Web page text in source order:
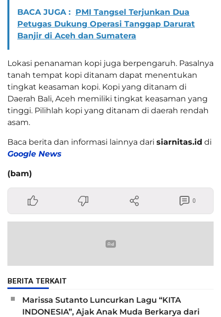
BACA JUGA : PMI Tangsel Terjunkan Dua
Petugas Dukung Operasi Tanggap Darurat
Banjir di Aceh dan Sumatera
Lokasi penanaman kopi juga berpengaruh. Pasalnya
tanah tempat kopi ditanam dapat menentukan
tingkat keasaman kopi. Kopi yang ditanam di
Daerah Bali, Aceh memiliki tingkat keasaman yang
tinggi. Pilihlah kopi yang ditanam di daerah rendah
asam.
Baca berita dan informasi lainnya dari siarnitas.id di
Google News
(bam)
0
BERITA TERKAIT
Marissa Sutanto Luncurkan Lagu “KITA
INDONESIA”, Ajak Anak Muda Berkarya dari